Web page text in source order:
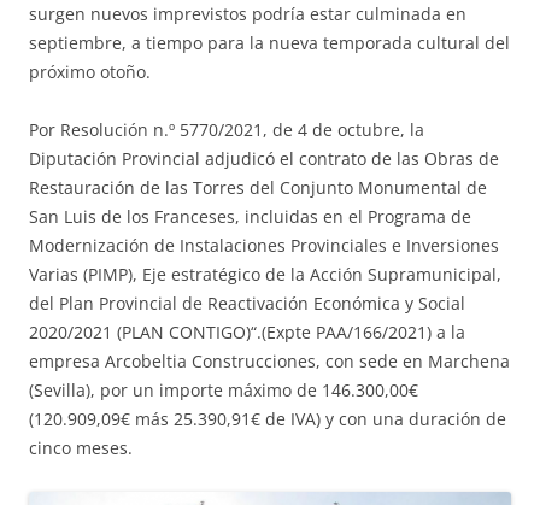
surgen nuevos imprevistos podría estar culminada en
septiembre, a tiempo para la nueva temporada cultural del
próximo otoño.
Por Resolución n.º 5770/2021, de 4 de octubre, la
Diputación Provincial adjudicó el contrato de las Obras de
Restauración de las Torres del Conjunto Monumental de
San Luis de los Franceses, incluidas en el Programa de
Modernización de Instalaciones Provinciales e Inversiones
Varias (PIMP), Eje estratégico de la Acción Supramunicipal,
del Plan Provincial de Reactivación Económica y Social
2020/2021 (PLAN CONTIGO)“.(Expte PAA/166/2021) a la
empresa Arcobeltia Construcciones, con sede en Marchena
(Sevilla), por un importe máximo de 146.300,00€
(120.909,09€ más 25.390,91€ de IVA) y con una duración de
cinco meses.